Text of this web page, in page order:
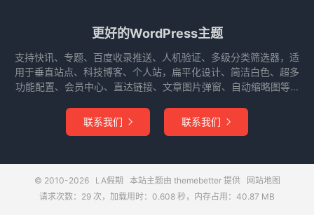
更好的WordPress主题
支持快讯、专题、百度收录推送、人机验证、多级分类筛选器，适
用于垂直站点、科技博客、个人站，扁平化设计、简洁白色、超多
功能配置、会员中心、直达链接、文章图片弹窗、自动缩略图等...
联系我们  联系我们 
© 2010-2026 LA假期 本站主题由 themebetter提供
网站地图
请求次数：29 次，加载用时：0.608 秒，内存占用：40.87 MB